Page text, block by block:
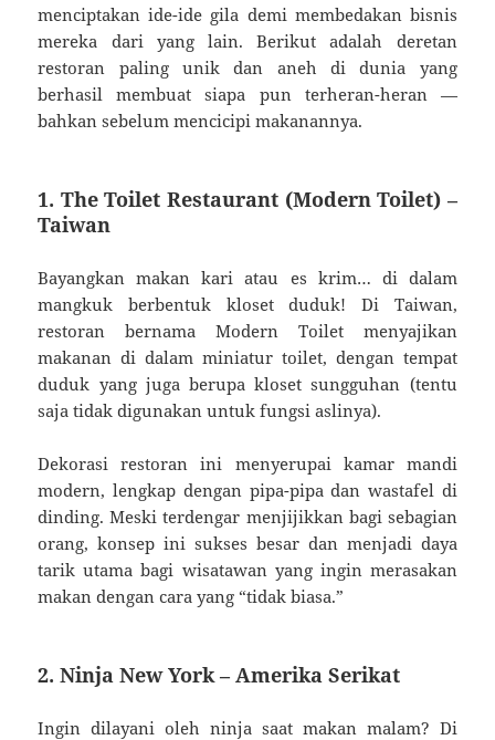
menciptakan ide-ide gila demi membedakan bisnis
mereka dari yang lain. Berikut adalah deretan
restoran paling unik dan aneh di dunia yang
berhasil membuat siapa pun terheran-heran —
bahkan sebelum mencicipi makanannya.
1. The Toilet Restaurant (Modern Toilet) –
Taiwan
Bayangkan makan kari atau es krim… di dalam
mangkuk berbentuk kloset duduk! Di Taiwan,
restoran bernama Modern Toilet menyajikan
makanan di dalam miniatur toilet, dengan tempat
duduk yang juga berupa kloset sungguhan (tentu
saja tidak digunakan untuk fungsi aslinya).
Dekorasi restoran ini menyerupai kamar mandi
modern, lengkap dengan pipa-pipa dan wastafel di
dinding. Meski terdengar menjijikkan bagi sebagian
orang, konsep ini sukses besar dan menjadi daya
tarik utama bagi wisatawan yang ingin merasakan
makan dengan cara yang “tidak biasa.”
2. Ninja New York – Amerika Serikat
Ingin dilayani oleh ninja saat makan malam? Di